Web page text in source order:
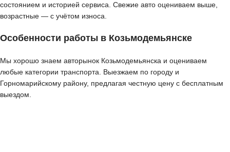
состоянием и историей сервиса. Свежие авто оцениваем выше,
возрастные — с учётом износа.
Особенности работы в Козьмодемьянске
Мы хорошо знаем авторынок Козьмодемьянска и оцениваем
любые категории транспорта. Выезжаем по городу и
Горномарийскому району, предлагая честную цену с бесплатным
выездом.